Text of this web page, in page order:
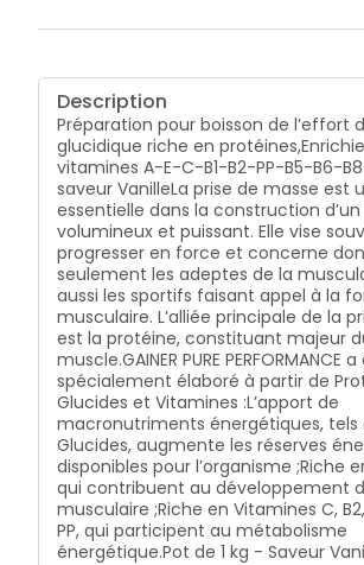
Description
Préparation pour boisson de l’effort
glucidique riche en
vitamines A-E-C-B1-B2-PP-B5-B6-
saveur VanilleLa prise de masse est
essentielle dans la construction
volumineux et puissant. Elle vise
progresser en force et concerne
seulement les adeptes de la
aussi les sportifs faisant appel à la
musculaire. L’alliée principale de la
est la protéine, constituant majeur
muscle.GAINER PURE PERFORMANCE
spécialement élaboré à partir de
Glucides et Vitamines :L’apport de
macronutriments énergétiques, tels
Glucides, augmente les réserves
disponibles pour l’organisme ;Riche
qui contribuent au développement
musculaire ;Riche en Vitamines C, B2,
PP, qui participent au métabolisme
énergétique.Pot de 1 kg - Saveur